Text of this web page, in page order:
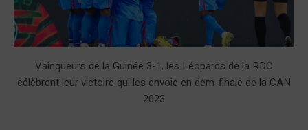
Vainqueurs de la Guinée 3-1, les Léopards de la RDC
célèbrent leur victoire qui les envoie en dem-finale de la CAN
2023